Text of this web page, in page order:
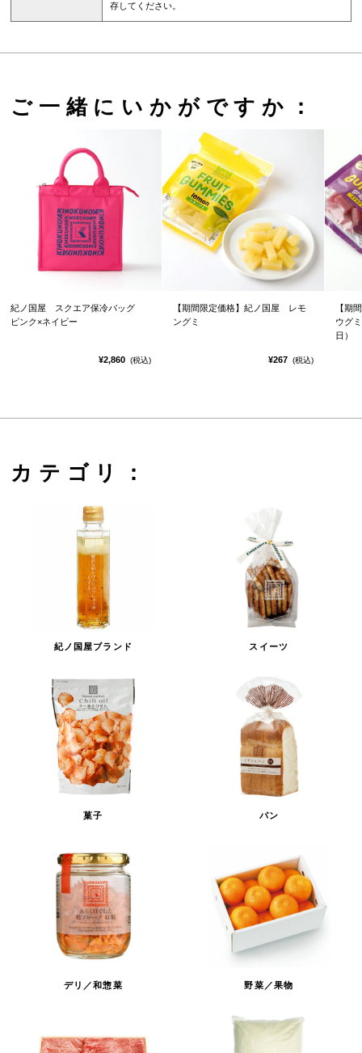
存してください。
ご一緒にいかがですか：
紀ノ国屋 スクエア保冷バッグ
ピンク×ネイビー
¥2,860 (税込)
【期間限定価格】紀ノ国屋 レモ
ングミ
¥267 (税込)
【期
ウグ
日）
カテゴリ：
紀ノ国屋ブランド スイーツ
菓子 パン
デリ／和惣菜 野菜／果物